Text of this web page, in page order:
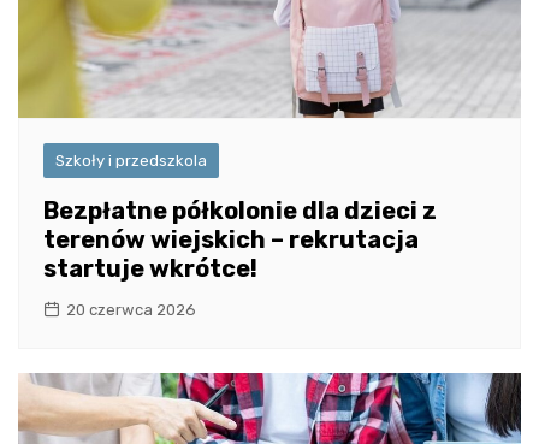
Szkoły i przedszkola
Bezpłatne półkolonie dla dzieci z
terenów wiejskich – rekrutacja
startuje wkrótce!
20 czerwca 2026